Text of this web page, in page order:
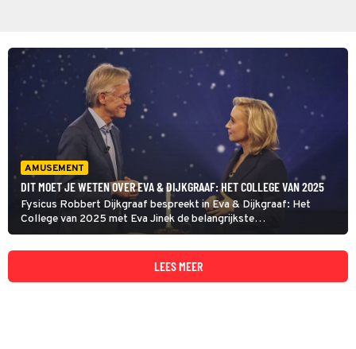
AMUSEMENT
DIT MOET JE WETEN OVER EVA & DIJKGRAAF: HET COLLEGE VAN 2025
Fysicus Robbert Dijkgraaf bespreekt in Eva & Dijkgraaf: Het
College van 2025 met Eva Jinek de belangrijkste
wetenschappelijke ontwikkelingen van 2025.
LEES MEER